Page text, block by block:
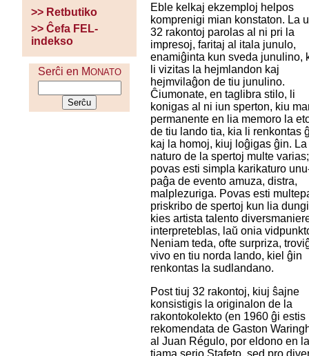
>> Retbutiko
>> Ĉefa FEL-
indekso
Serĉi en MONATO
Eble kelkaj ekzemploj helpos
komprenigi mian konstaton. La
32 rakontoj parolas al ni pri la
impresoj, faritaj al itala junulo,
enamiĝinta kun sveda junulino,
li vizitas la hejmlandon kaj
hejmvilaĝon de tiu junulino.
Ĉiumonate, en taglibra stilo, li
konigas al ni iun sperton, kiu
permanente en lia memoro la
de tiu lando tia, kia li renkontas
kaj la homoj, kiuj loĝigas ĝin. La
naturo de la spertoj multe varias;
povas esti simpla karikaturo
paĝa de evento amuza, distra,
malplezuriga. Povas esti
priskribo de spertoj kun lia
kies artista talento
interpreteblas, laŭ onia
Neniam teda, ofte surpriza,
vivo en tiu norda lando, kiel ĝin
renkontas la sudlandano.
Post tiuj 32 rakontoj, kiuj ŝajne
konsistigis la originalon de la
rakontokolekto (en 1960 ĝi estis
rekomendata de Gaston
al Juan Régulo, por eldono en
tiama serio Stafeto, sed pro